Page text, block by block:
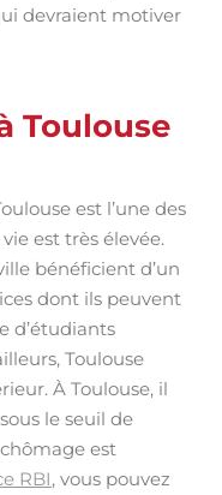
devraient motiver
Toulouse
est l’une des
est très élevée.
bénéficient d’un
dont ils peuvent
d’étudiants
Toulouse
À Toulouse, il
le seuil de
est
RBI, vous pouvez